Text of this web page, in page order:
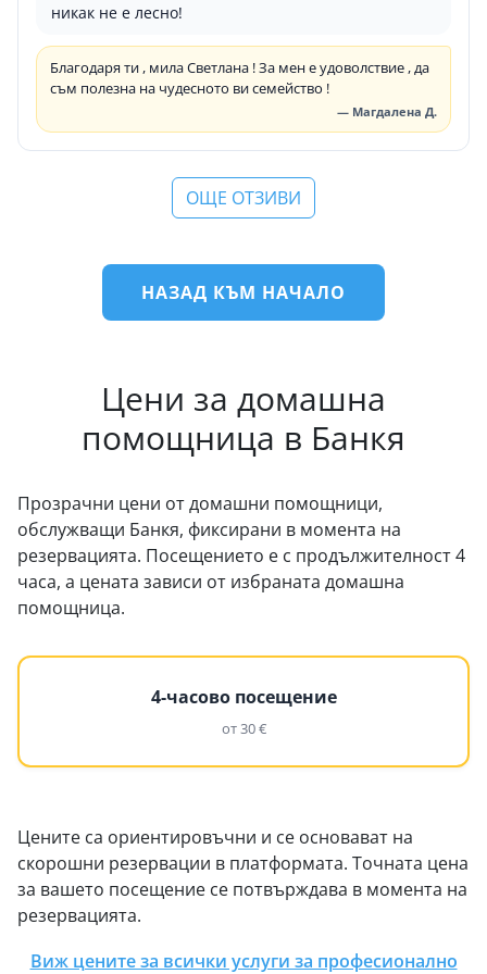
никак не е лесно!
Благодаря ти , мила Светлана ! За мен е удоволствие , да
съм полезна на чудесното ви семейство !
— Магдалена Д.
ОЩЕ ОТЗИВИ
НАЗАД КЪМ НАЧАЛО
Цени за домашна
помощница в Банкя
Прозрачни цени от домашни помощници,
обслужващи Банкя, фиксирани в момента на
резервацията. Посещението е с продължителност 4
часа, а цената зависи от избраната домашна
помощница.
4-часово посещение
от 30 €
Цените са ориентировъчни и се основават на
скорошни резервации в платформата. Точната цена
за вашето посещение се потвърждава в момента на
резервацията.
Виж цените за всички услуги за професионално